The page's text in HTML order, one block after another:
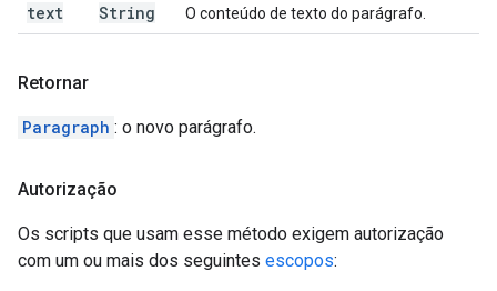
text String O conteúdo de texto do parágrafo.
Retornar
Paragraph : o novo parágrafo.
Autorização
Os scripts que usam esse método exigem autorização
com um ou mais dos seguintes escopos: